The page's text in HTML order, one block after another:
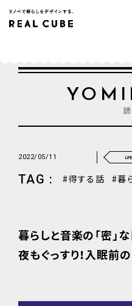
2022/05/11
TAG : 得する話 暮
暮らしと音楽の「密」
夜もぐっすり！入眠前